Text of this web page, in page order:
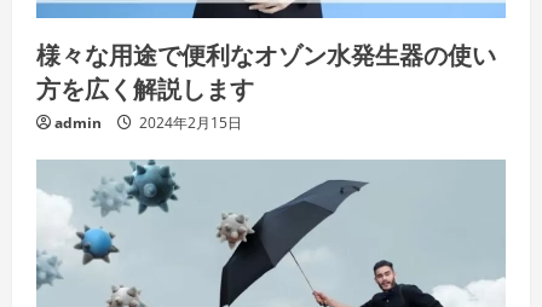
様々な用途で便利なオゾン水発生器の使い
方を広く解説します
admin 2024年2月15日